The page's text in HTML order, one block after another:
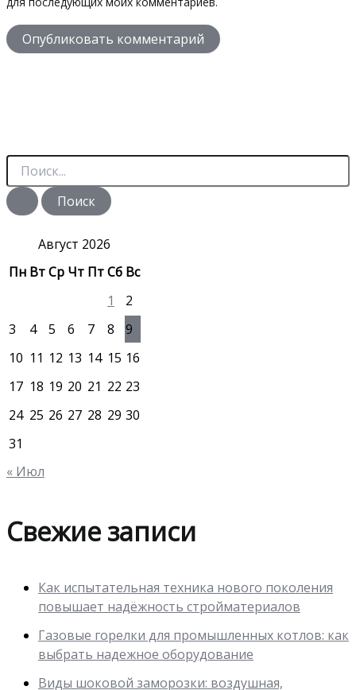
П
и
с
Август 2026
Пн ВтСр Чт ПтСб Вс
1
2
3
4 5 6 7 8
9
10 11 12 13 14 15 16
17 18 19 20 21 22 23
24 25 26 27 28 29 30
31
« Июл
Свежие записи
Как испытательная техника нового поколения
повышает надёжность стройматериалов
Газовые горелки для промышленных котлов: как
выбрать надежное оборудование
Виды шоковой заморозки: воздушная,